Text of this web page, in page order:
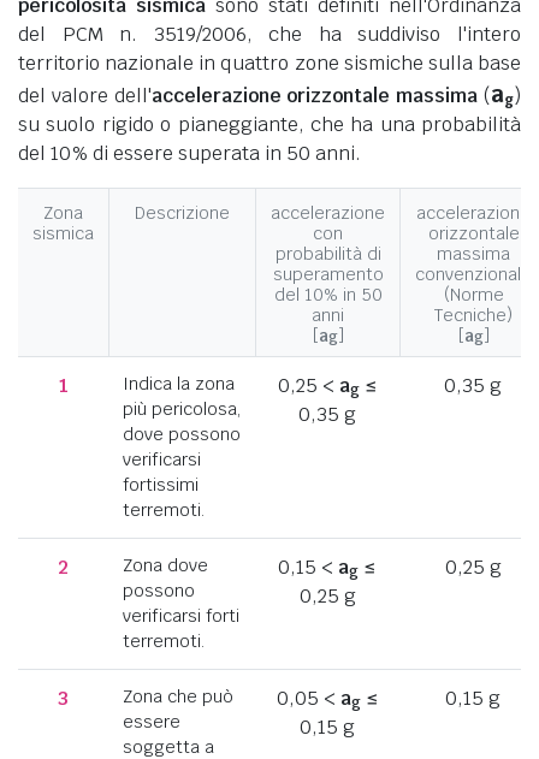
pericolosità sismica sono stati definiti nell'Ordinanza
del PCM n. 3519/2006, che ha suddiviso l'intero
territorio nazionale in quattro zone sismiche sulla base
del valore dell'accelerazione orizzontale massima (ag)
su suolo rigido o pianeggiante, che ha una probabilità
del 10% di essere superata in 50 anni.
Zona
sismica
Descrizione
accelerazione
con
probabilità di
superamento
del 10% in 50
anni
[ag]
accelerazione
orizzontale
massima
convenzionale
(Norme
Tecniche)
[ag]
1
Indica la zona
più pericolosa,
dove possono
verificarsi
fortissimi
terremoti.
0,25 < ag≤
0,35 g
0,35 g
2
Zona dove
possono
verificarsi forti
terremoti.
0,15 < ag ≤
0,25 g
0,25 g
3
Zona che può
essere
soggetta a
0,05 < ag≤
0,15 g
0,15 g